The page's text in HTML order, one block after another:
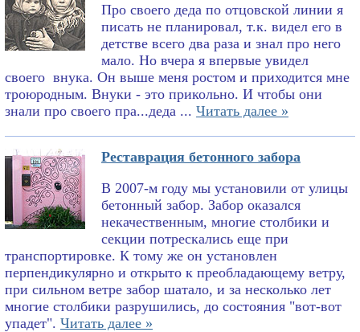
Про своего деда по отцовской линии я
писать не планировал, т.к. видел его в
детстве всего два раза и знал про него
мало. Но вчера я впервые увидел
своего внука. Он выше меня ростом и приходится мне
троюродным. Внуки - это прикольно. И чтобы они
знали про своего пра...деда ... Читать далее »
Реставрация бетонного забора
В 2007-м году мы установили от улицы
бетонный забор. Забор оказался
некачественным, многие столбики и
секции потрескались еще при
транспортировке. К тому же он установлен
перпендикулярно и открыто к преобладающему ветру,
при сильном ветре забор шатало, и за несколько лет
многие столбики разрушились, до состояния "вот-вот
упадет". Читать далее »